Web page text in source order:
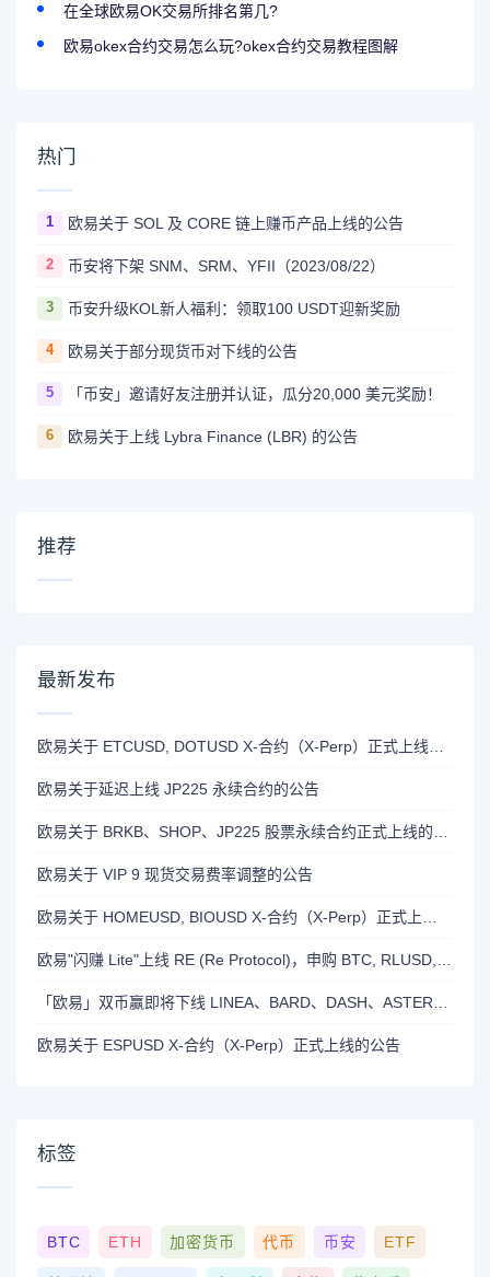
在全球欧易OK交易所排名第几?
欧易okex合约交易怎么玩?okex合约交易教程图解
热门
1 欧易关于 SOL 及 CORE 链上赚币产品上线的公告
2 币安将下架 SNM、SRM、YFII（2023/08/22）
3 币安升级KOL新人福利：领取100 USDT迎新奖励
4 欧易关于部分现货币对下线的公告
5 「币安」邀请好友注册并认证，瓜分20,000 美元奖励！
6 欧易关于上线 Lybra Finance (LBR) 的公告
推荐
最新发布
欧易关于延迟上线 JP225 永续合约的公告
欧易关于 VIP 9 现货交易费率调整的公告
欧易关于 ESPUSD X-合约（X-Perp）正式上线的公告
标签
BTC ETH 加密货币 代币 币安 ETF